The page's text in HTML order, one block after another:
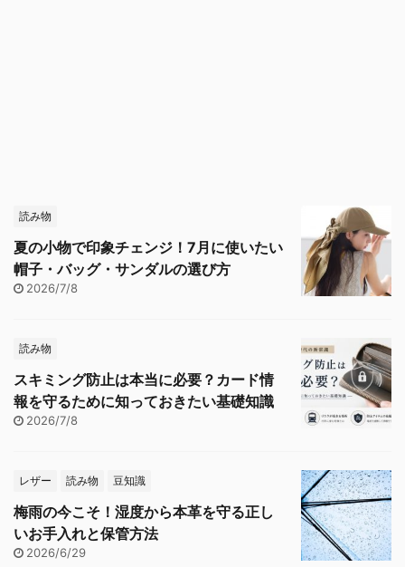
読み物
夏の小物で印象チェンジ！7月に使いたい
帽子・バッグ・サンダルの選び方
2026/7/8
読み物
スキミング防止は本当に必要？カード情
報を守るために知っておきたい基礎知識
2026/7/8
レザー 読み物 豆知識
梅雨の今こそ！湿度から本革を守る正し
いお手入れと保管方法
2026/6/29